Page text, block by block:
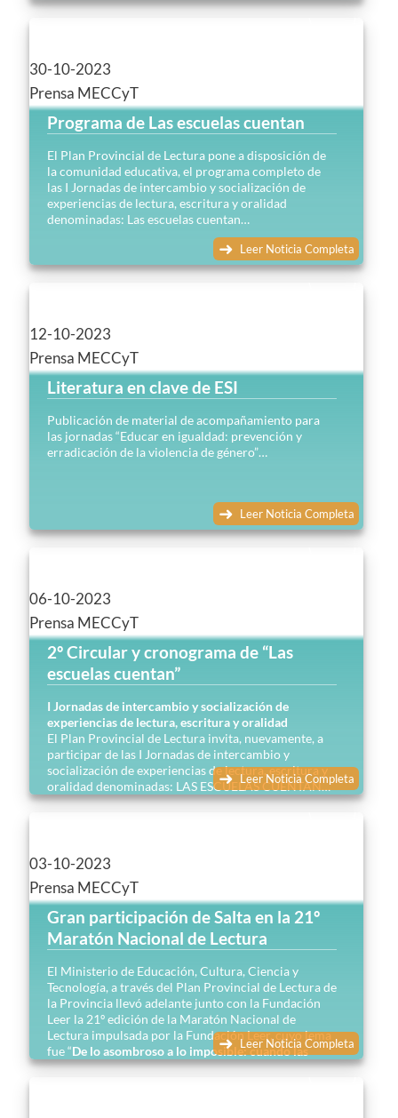
30-10-2023
Prensa MECCyT
Programa de Las escuelas cuentan
El Plan Provincial de Lectura pone a disposición de
la comunidad educativa, el programa completo de
las I Jornadas de intercambio y socialización de
experiencias de lectura, escritura y oralidad
denominadas: Las escuelas cuentan…
Leer Noticia Completa
12-10-2023
Prensa MECCyT
Literatura en clave de ESI
Publicación de material de acompañamiento para
las jornadas “Educar en igualdad: prevención y
erradicación de la violencia de género”…
Leer Noticia Completa
06-10-2023
Prensa MECCyT
2º Circular y cronograma de “Las
escuelas cuentan”
I Jornadas de intercambio y socialización de
experiencias de lectura, escritura y oralidad
El Plan Provincial de Lectura invita, nuevamente, a
participar de las I Jornadas de intercambio y
socialización de experiencias de lectura, escritura y
oralidad denominadas: LAS ESCUELAS CUENTAN…
Leer Noticia Completa
03-10-2023
Prensa MECCyT
Gran participación de Salta en la 21º
Maratón Nacional de Lectura
El Ministerio de Educación, Cultura, Ciencia y
Tecnología, a través del Plan Provincial de Lectura de
la Provincia llevó adelante junto con la Fundación
Leer la 21º edición de la Maratón Nacional de
Lectura impulsada por la Fundación Leer, cuyo lema
fue “De lo asombroso a lo imposible: cuando las
puertas de lo fantástico se abren”…
Leer Noticia Completa